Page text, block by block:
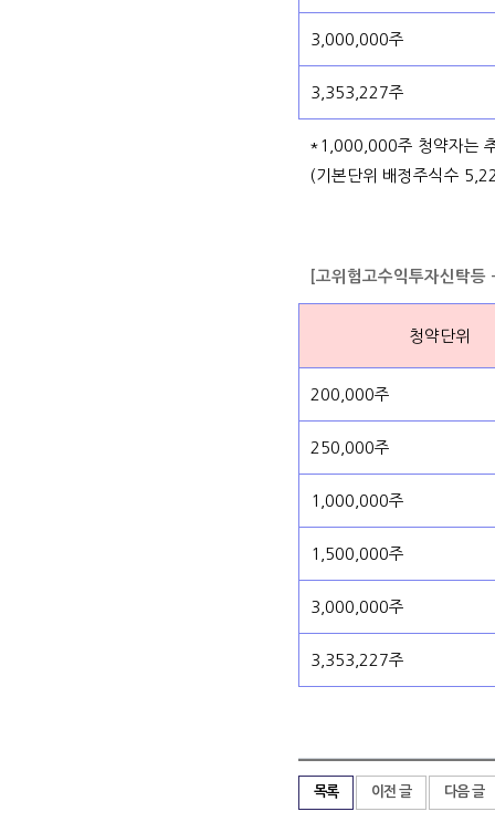
3,000,000주
3,353,227주
*1,000,000주 청약자는
(기본단위 배정주식수
[고위험고수익투자신탁
청약단위
200,000주
250,000주
1,000,000주
1,500,000주
3,000,000주
3,353,227주
목록 이전 글 다음 글